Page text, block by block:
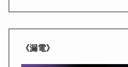
《漏電》